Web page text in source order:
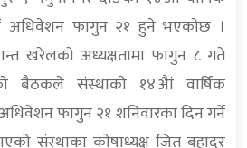
अधिवेशन फागुन २१ हुने भएकाेछ ।
खरेलकाे अध्यक्षतामा फागुन ८ गते
बैठकले संस्थाकाे १४अैां वार्षिक
फागुन २१ शनिवारका दिन गर्ने